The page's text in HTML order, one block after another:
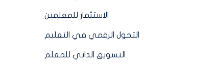
الاستثمار للمعلمين
التحول الرقمي في التعليم
التسويق الذاتي للمعلم